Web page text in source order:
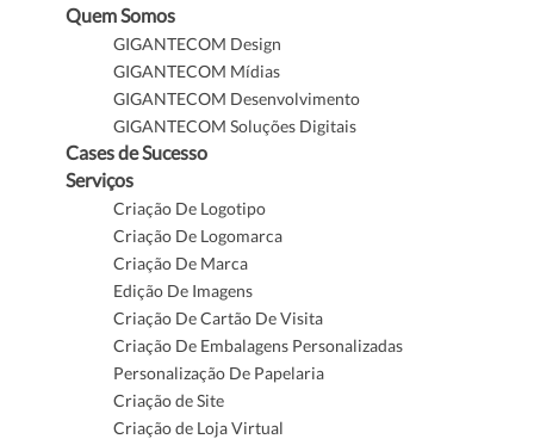
Quem Somos
GIGANTECOM Design
GIGANTECOM Mídias
GIGANTECOM Desenvolvimento
GIGANTECOM Soluções Digitais
Cases de Sucesso
Serviços
Criação De Logotipo
Criação De Logomarca
Criação De Marca
Edição De Imagens
Criação De Cartão De Visita
Criação De Embalagens Personalizadas
Personalização De Papelaria
Criação de Site
Criação de Loja Virtual